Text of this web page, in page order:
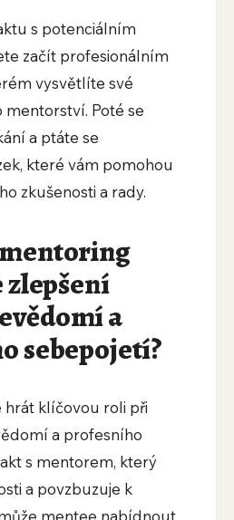
s potenciálním
začít profesionálním
vysvětlíte své
mentorství. Poté se
a ptáte se
které vám pomohou
zkušenosti a rady.
a
sebepojetí?
hrát klíčovou roli při
a profesního
s mentorem, který
a povzbuzuje k
mentee nabídnout